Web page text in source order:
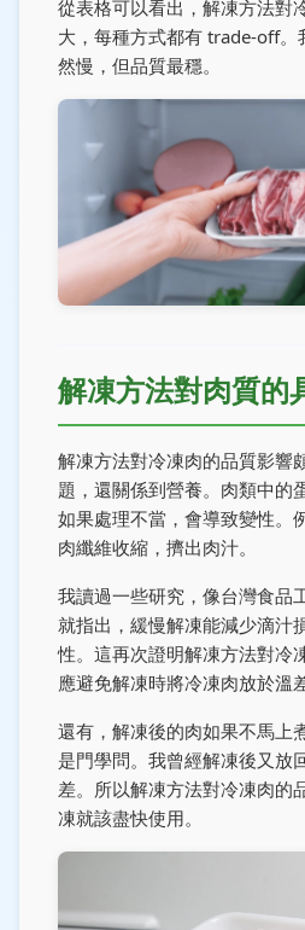
從表格可以看出，解凍方法對
大，每種方式都有 trade-off。
然慢，但品質最穩。
解凍方法對肉質的
解凍方法對冷凍肉的品質影響
題，還關係到營養。肉類中的
如果處理不當，會導致變性。
肉纖維收縮，擠出肉汁。
我讀過一些研究，像台灣食品
就指出，緩慢解凍能減少滴汁
性。這再次證明解凍方法對冷
應避免解凍時將冷凍肉放於溫
還有，解凍後的肉如果不馬上
是門學問。我曾經解凍後又放
差。所以解凍方法對冷凍肉的
凍就該盡快使用。